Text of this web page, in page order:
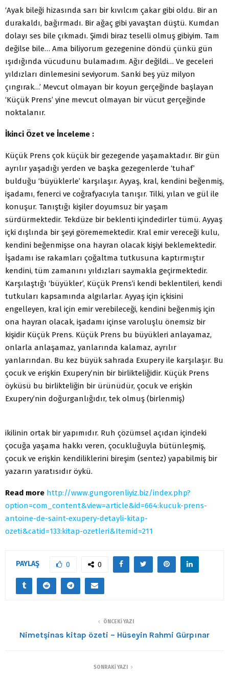
‘Ayak bileği hizasında sarı bir kıvılcım çakar gibi oldu. Bir an
durakaldı, bağırmadı. Bir ağaç gibi yavaştan düştü. Kumdan
dolayı ses bile çıkmadı. Şimdi biraz teselli olmuş gibiyim. Tam
değilse bile… Ama biliyorum gezegenine döndü çünkü gün
ışıdığında vücudunu bulamadım. Ağır değildi… Ve geceleri
yıldızları dinlemesini seviyorum. Sanki beş yüz milyon
çıngırak…’ Mevcut olmayan bir koyun gerçeğinde başlayan
‘Küçük Prens’ yine mevcut olmayan bir vücut gerçeğinde
noktalanır.
İkinci Özet ve İnceleme :
Küçük Prens çok küçük bir gezegende yaşamaktadır. Bir gün
ayrılır yaşadığı yerden ve başka gezegenlerde ‘tuhaf’
bulduğu ‘büyüklerle’ karşılaşır. Ayyaş, kral, kendini beğenmiş,
işadamı, fenerci ve coğrafyacıyla tanışır. Tilki, yılan ve gül ile
konuşur. Tanıştığı kişiler doyumsuz bir yaşam
sürdürmektedir. Tekdüze bir beklenti içindedirler tümü. Ayyaş
içki dışlında bir şeyi görememektedir. Kral emir vereceği kulu,
kendini beğenmişse ona hayran olacak kişiyi beklemektedir.
İşadamı ise rakamları çoğaltma tutkusuna kaptırmıştır
kendini, tüm zamanını yıldızları saymakla geçirmektedir.
Karşılaştığı ‘büyükler’, Küçük Prens’i kendi beklentileri, kendi
tutkuları kapsamında algılarlar. Ayyaş için içkisini
engelleyen, kral için emir verebileceği, kendini beğenmiş için
ona hayran olacak, işadamı içinse varoluşlu önemsiz bir
kişidir Küçük Prens. Küçük Prens bu büyükleri anlayamaz,
onlarla anlaşamaz, yanlarında kalamaz, ayrılır
yanlarından. Bu kez büyük sahrada Exupery ile karşılaşır. Bu
çocuk ve erişkin Exupery’nin bir birlikteliğidir. Küçük Prens
öyküsü bu birlikteliğin bir ürünüdür, çocuk ve erişkin
Exupery’nin doğurganlığıdır, tek olmuş (birlenmiş)
ikilinin ortak bir yapımıdır. Ruh çözümsel açıdan içindeki
çocuğa yaşama hakkı veren, çocukluğuyla bütünleşmiş,
çocuk ve erişkin kendiliklerini bireşim (sentez) yapabilmiş bir
yazarın yaratısıdır öykü.
Read more http://www.gungorenliyiz.biz/index.php?
option=com_content&view=article&id=664:kucuk-prens-
antoine-de-saint-exupery-detayli-kitap-
ozeti&catid=133:kitap-ozetleri&Itemid=211
PAYLAŞ 0 0
ÖNCEKI YAZI
Nimetşinas kitap özeti – Hüseyin Rahmi Gürpınar
SONRAKI YAZI